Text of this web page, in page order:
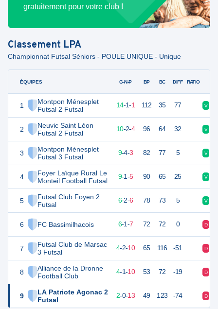
gratuitement pour votre club !
Classement LPA
Championnat Futsal Séniors - POULE UNIQUE - Unique
ÉQUIPES
1
Montpon Ménesplet
Futsal 2 Futsal
2
Neuvic Saint Léon
Futsal 2 Futsal
3
Montpon Ménesplet
Futsal 3 Futsal
4
Foyer Laïque Rural Le
Monteil Football Futsal
5
Futsal Club Foyen 2
Futsal
6 FC Bassimilhacois
7
Futsal Club de Marsac
3 Futsal
8
Alliance de la Dronne
Football Club
9
LA Patriote Agonac 2
Futsal
G-N-P BP BC DIFF RATIO
43 14-1-1 112 35 77 V
32 10-2-4 96 64 32 V
31 9-4-3 82 77 5 V
28 15 9-1-5 90 65 25 V
19 6-2-6 78 73 5 V
17 6-1-7 72 72 0 D
14 16 4-2-10 65 116 -51 D
12 16 4-1-10 53 72 -19 D
5 16 2-0-13 49 123 -74 D